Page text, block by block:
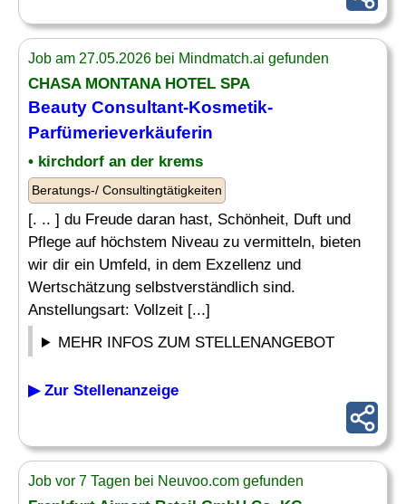
Job am 27.05.2026 bei Mindmatch.ai gefunden
CHASA MONTANA HOTEL SPA
Beauty Consultant-Kosmetik-
Parfümerieverkäuferin
• kirchdorf an der krems
Beratungs-/ Consultingtätigkeiten
[. .. ] du Freude daran hast, Schönheit, Duft und
Pflege auf höchstem Niveau zu vermitteln, bieten
wir dir ein Umfeld, in dem Exzellenz und
Wertschätzung selbstverständlich sind.
Anstellungsart: Vollzeit [...]
MEHR INFOS ZUM STELLENANGEBOT
▶ Zur Stellenanzeige
Job vor 7 Tagen bei Neuvoo.com gefunden